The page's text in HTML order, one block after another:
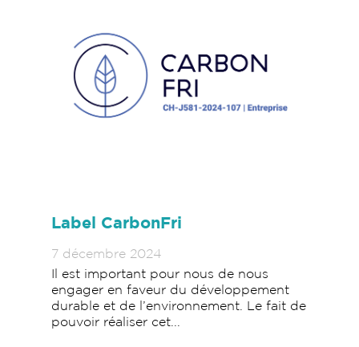
Label CarbonFri
7 décembre 2024
Il est important pour nous de nous
engager en faveur du développement
durable et de l’environnement. Le fait de
pouvoir réaliser cet...